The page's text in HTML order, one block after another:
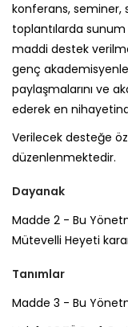
konferans, seminer,
toplantılarda
maddi destek
genç
paylaşmalarını ve
ederek en
Verilecek desteğe
düzenlenmektedir.
Dayanak
Madde 2 - Bu
Mütevelli Heyeti
Tanımlar
Madde 3 - Bu